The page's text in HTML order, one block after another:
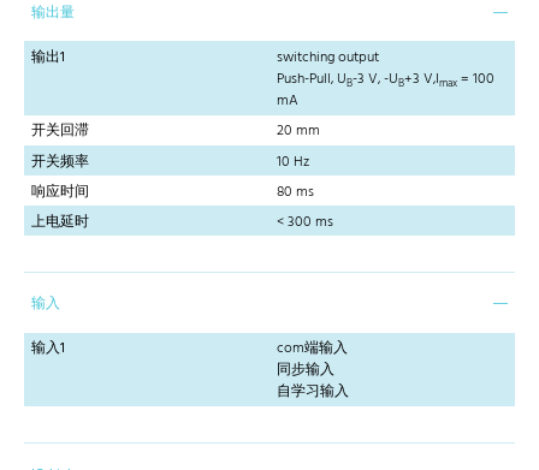
输出量
输出1
switching output
Push-Pull, UB-3 V, -UB+3 V,Imax = 100
mA
开关回滞
20 mm
开关频率
10 Hz
响应时间
80 ms
上电延时
< 300 ms
输入
输入1
com端输入
同步输入
自学习输入